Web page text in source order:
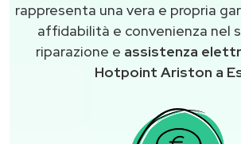
rappresenta una vera e propria
affidabilità e convenienza nel
riparazione e assistenza
Hotpoint Ariston a